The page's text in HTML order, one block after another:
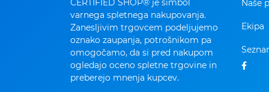
CERTIFIED SHOP® je simbol
varnega spletnega nakupovanja.
Zanesljivim trgovcem podeljujemo
oznako zaupanja, potrošnikom pa
omogočamo, da si pred nakupom
ogledajo oceno spletne trgovine in
preberejo mnenja kupcev.
Naše
Ekipa